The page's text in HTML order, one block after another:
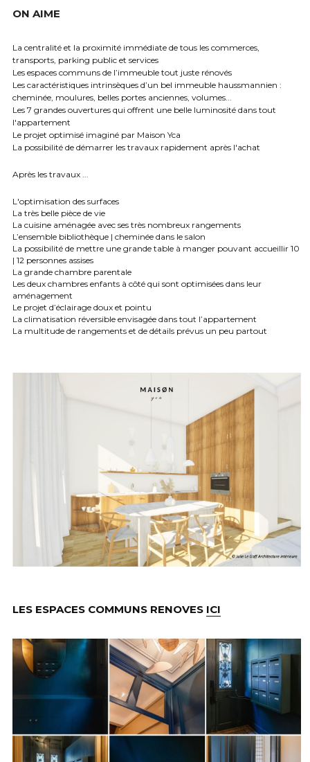
ON AIME
La centralité et la proximité immédiate de tous les commerces,
transports, parking public et services
Les espaces communs de l’immeuble tout juste rénovés
Les caractéristiques intrinsèques d’un bel immeuble haussmannien :
cheminée, moulures, belles portes anciennes, volumes...
Les 7 grandes ouvertures qui offrent une belle luminosité dans tout
l'appartement
Le projet optimisé imaginé par Maison Yca
La possibilité de démarrer les travaux rapidement après l'achat
Après les travaux ...
L'optimisation des surfaces
La très belle pièce de vie
La cuisine aménagée avec ses très nombreux rangements
L’ensemble bibliothèque | cheminée dans le salon
La possibilité de mettre une grande table à manger pouvant accueillir 10
| 12 personnes assises
La grande chambre parentale
Les deux chambres enfants à côté qui sont optimisées dans leur
aménagement
Le projet d’éclairage doux et pointu
La climatisation réversible envisagée dans tout l’appartement
La multitude de rangements et de détails prévus un peu partout
LES ESPACES COMMUNS RENOVES ICI